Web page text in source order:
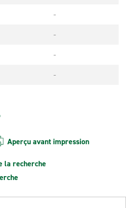
-
-
-
-
Aperçu avant impression
la recherche